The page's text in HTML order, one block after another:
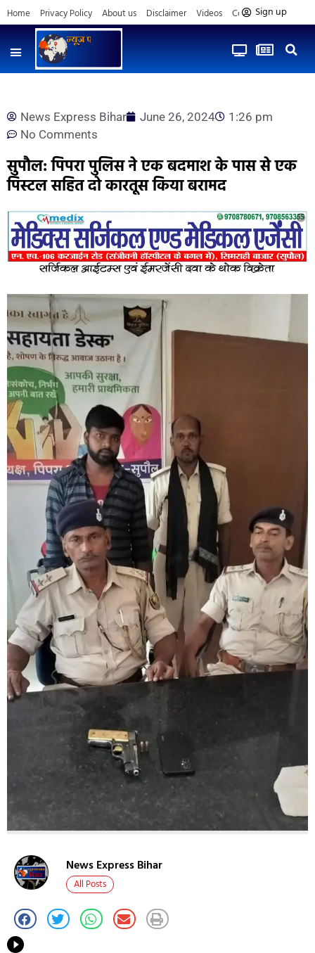
Home Privacy Policy About us Disclaimer Videos Contact us
Sign up
News Express Bihar June 26, 2024
1:26 pm
No Comments
सुपौल: पिपरा पुलिस ने एक बदमाश के पास से एक
पिस्टल सहित दो कारतूस किया बरामद
News Express Bihar
All Posts